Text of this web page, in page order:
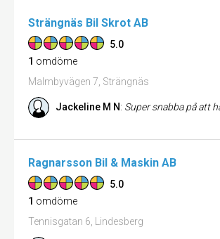
Strängnäs Bil Skrot AB
5.0
1 omdöme
Malmbyvägen 7, Strängnäs
Jackeline M N: Super snabba på att hämta bilen som vi ville få bort ! De var super
Ragnarsson Bil & Maskin AB
5.0
1 omdöme
Tennisgatan 6, Lindesberg